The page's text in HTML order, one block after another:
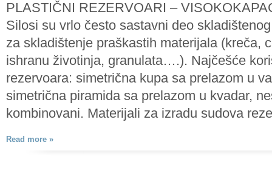
PLASTIČNI REZERVOARI –
Silosi su vrlo često sastavni deo
za skladištenje praškastih materijala (kreča,
ishranu životinja, granulata….). Najčešće
rezervoara: simetrična kupa sa prelazom u
simetrična piramida sa prelazom u kvadar,
kombinovani. Materijali za izradu sudova
Read more »